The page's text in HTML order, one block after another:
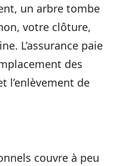
un arbre tombe
votre clôture,
L’assurance paie
des
l’enlèvement de
couvre à peu